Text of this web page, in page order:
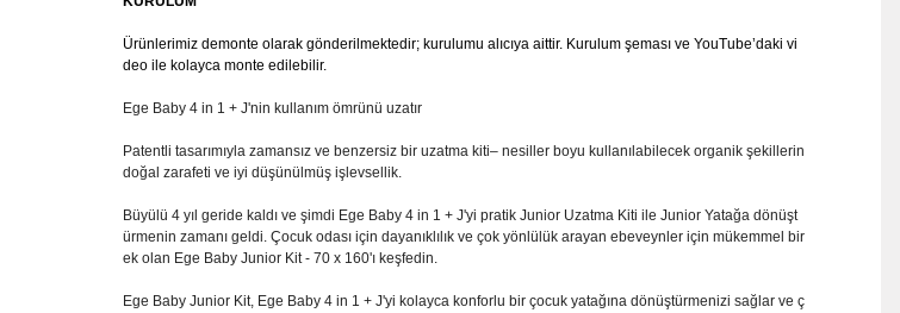
Ürünlerimiz demonte olarak gönderilmektedir; kurulumu alıcıya aittir. Kurulum şeması ve YouTube’daki vi
deo ile kolayca monte edilebilir.
Ege Baby 4 in 1 + J'nin kullanım ömrünü uzatır
Patentli tasarımıyla zamansız ve benzersiz bir uzatma kiti– nesiller boyu kullanılabilecek organik şekillerin
doğal zarafeti ve iyi düşünülmüş işlevsellik.
Büyülü 4 yıl geride kaldı ve şimdi Ege Baby 4 in 1 + J'yi pratik Junior Uzatma Kiti ile Junior Yatağa dönüşt
ürmenin zamanı geldi. Çocuk odası için dayanıklılık ve çok yönlülük arayan ebeveynler için mükemmel bir
ek olan Ege Baby Junior Kit - 70 x 160'ı keşfedin.
Ege Baby Junior Kit, Ege Baby 4 in 1 + J'yi kolayca konforlu bir çocuk yatağına dönüştürmenizi sağlar ve ç